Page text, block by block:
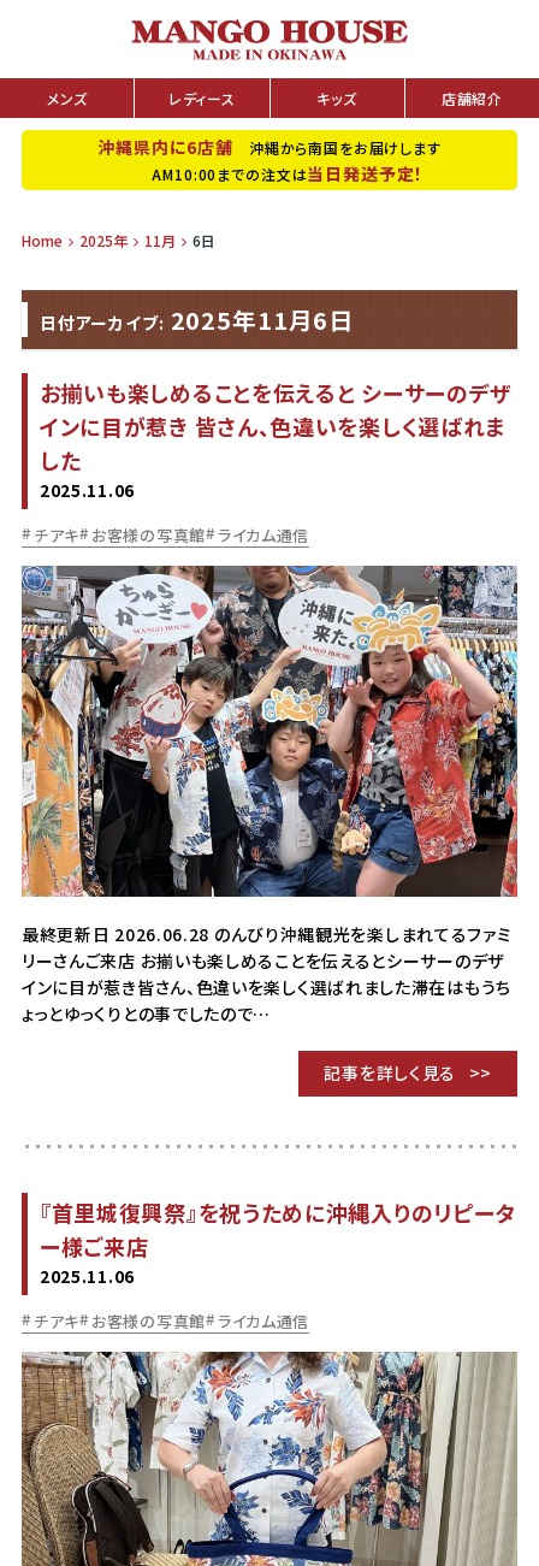
メンズ レディース キッズ 店舗紹介
沖縄県内に6店舗 沖縄から南国をお届けします
AM10:00までの注文は当日発送予定！
Home 2025年 11月 6日
日付アーカイブ: 2025年11月6日
お揃いも楽しめることを伝えると シーサーのデザ
インに目が惹き 皆さん、色違いを楽しく選ばれま
した
2025.11.06
チアキ お客様の写真館 ライカム通信
最終更新日 2026.06.28 のんびり沖縄観光を楽しまれてるファミ
リーさんご来店 お揃いも楽しめることを伝えるとシーサーのデザ
インに目が惹き皆さん、色違いを楽しく選ばれました滞在はもうち
ょっとゆっくりとの事でしたので…
記事を詳しく見る
『首里城復興祭』を祝うために沖縄入りのリピータ
ー様ご来店
2025.11.06
チアキ お客様の写真館 ライカム通信